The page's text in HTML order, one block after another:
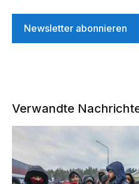
Newsletter abonnieren
Verwandte